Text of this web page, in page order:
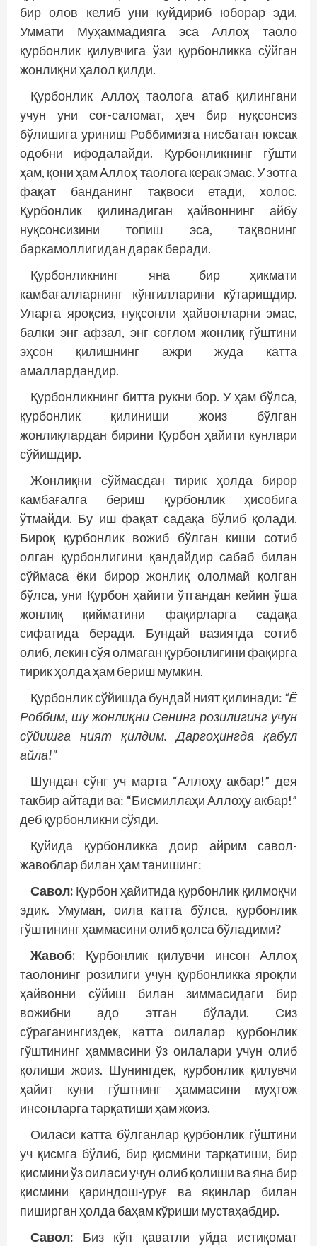
бир олов келиб уни куйдириб юборар эди.
Уммати Муҳаммадияга эса Аллоҳ таоло
қурбонлик қилувчига ўзи қурбонликка сўйган
жонлиқни ҳалол қилди.
Қурбонлик Аллоҳ таолога атаб қилингани
учун уни соғ-саломат, ҳеч бир нуқсонсиз
бўлишига уриниш Роббимизга нисбатан юксак
одобни ифодалайди. Қурбонликнинг гўшти
ҳам, қони ҳам Аллоҳ таолога керак эмас. У зотга
фақат банданинг тақвоси етади, холос.
Қурбонлик қилинадиган ҳайвоннинг айбу
нуқсонсизини топиш эса, тақвонинг
баркамоллигидан дарак беради.
Қурбонликнинг яна бир ҳикмати
камбағалларнинг кўнгилларини кўтаришдир.
Уларга яроқсиз, нуқсонли ҳайвонларни эмас,
балки энг афзал, энг соғлом жонлиқ гўштини
эҳсон қилишнинг ажри жуда катта
амаллардандир.
Қурбонликнинг битта рукни бор. У ҳам бўлса,
қурбонлик қилиниши жоиз бўлган
жонлиқлардан бирини Қурбон ҳайити кунлари
сўйишдир.
Жонлиқни сўймасдан тирик ҳолда бирор
камбағалга бериш қурбонлик ҳисобига
ўтмайди. Бу иш фақат садақа бўлиб қолади.
Бироқ қурбонлик вожиб бўлган киши сотиб
олган қурбонлигини қандайдир сабаб билан
сўймаса ёки бирор жонлиқ ололмай қолган
бўлса, уни Қурбон ҳайити ўтгандан кейин ўша
жонлиқ қийматини фақирларга садақа
сифатида беради. Бундай вазиятда сотиб
олиб, лекин сўя олмаган қурбонлигини фақирга
тирик ҳолда ҳам бериш мумкин.
Қурбонлик сўйишда бундай ният қилинади: “Ё
Роббим, шу жонлиқни Сенинг розилигинг учун
сўйишга ният қилдим. Даргоҳингда қабул
айла!”
Шундан сўнг уч марта “Аллоҳу акбар!” дея
такбир айтади ва: “Бисмиллаҳи Аллоҳу акбар!”
деб қурбонликни сўяди.
Қуйида қурбонликка доир айрим савол-
жавоблар билан ҳам танишинг:
Савол: Қурбон ҳайитида қурбонлик қилмоқчи
эдик. Умуман, оила катта бўлса, қурбонлик
гўштининг ҳаммасини олиб қолса бўладими?
Жавоб: Қурбонлик қилувчи инсон Аллоҳ
таолонинг розилиги учун қурбонликка яроқли
ҳайвонни сўйиш билан зиммасидаги бир
вожибни адо этган бўлади. Сиз
сўраганингиздек, катта оилалар қурбонлик
гўштининг ҳаммасини ўз оилалари учун олиб
қолиши жоиз. Шунингдек, қурбонлик қилувчи
ҳайит куни гўштнинг ҳаммасини муҳтож
инсонларга тарқатиши ҳам жоиз.
Оиласи катта бўлганлар қурбонлик гўштини
уч қисмга бўлиб, бир қисмини тарқатиши, бир
қисмини ўз оиласи учун олиб қолиши ва яна бир
қисмини қариндош-уруғ ва яқинлар билан
пиширган ҳолда баҳам кўриши мустаҳабдир.
Савол: Биз кўп қаватли уйда истиқомат